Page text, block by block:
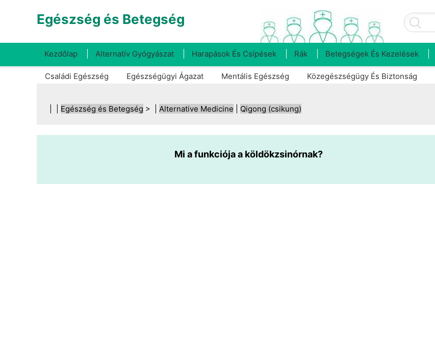
Egészség és Betegség
Kezdőlap Alternatív Gyógyászat Harapások És Csípések Rák Betegségek És Kezelések
Családi Egészség Egészségügyi Ágazat Mentális Egészség Közegészségügy És Biztonság
Egészség és Betegség > | Alternative Medicine Qigong (csikung)
Mi a funkciója a köldökzsinórnak?